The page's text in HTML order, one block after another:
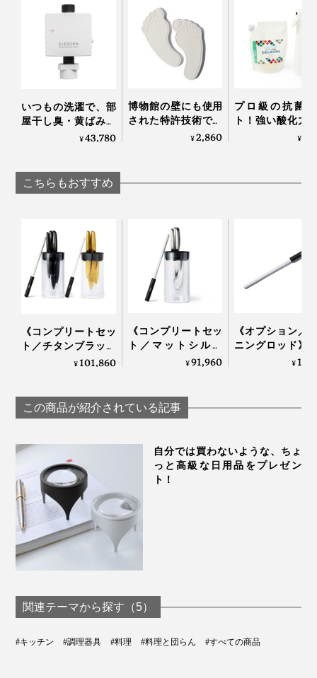
後、「#3000／中砥」→「#6000／仕上げ砥」の順に、
ご自分の感覚で調整しながら数回スクロールして滑らか
に仕上げてください。
写真左は「#3000」と「#6000」を使用した刃先
「#3000」と「#6000」のプレートが汚れたら、砥面同
士を合わせて円を描くように擦り合わせるとキレイにな
ります。
バリ取りと磨き上げを。
いつもの洗濯で、部
屋干し臭・黄ばみ・
カビ対策できる「洗
¥43,780
博物館の壁にも使用
された特許技術で、
吸湿＆脱臭しながら
¥2,860
プロ級の抗菌
ト！強い酸化力
菌・カビ・匂い
¥
こちらもおすすめ
《コンプリートセッ
ト／チタンブラック
＆ゴールド》0.3mm
イフ4種＋専用シャ
ープナー＋ガラスス
¥101,860
《コンプリートセッ
ト／マットシルバ
ー》0.3mmの極薄刃
＋専用シャープナー
＋ナイフスタンド」
¥91,960
《オプション／
ニングロッド》
数回滑らせるだ
¥
この商品が紹介されている記事
自分では買わないような、ちょ
っと高級な日用品をプレゼン
ト！
関連テーマから探す（5）
#キッチン #調理器具 #料理 #料理と団らん #すべての商品